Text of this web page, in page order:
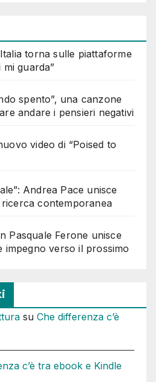
torna sulle piattaforme
mi guarda”
spento”, una canzone
andare i pensieri negativi
video di “Poised to
Andrea Pace unisce
contemporanea
Pasquale Ferone unisce
impegno verso il prossimo
su Che differenza c’è
c’è tra ebook e Kindle